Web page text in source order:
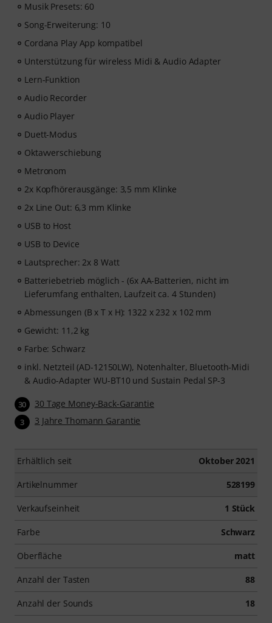
Musik Presets: 60
Song-Erweiterung: 10
Cordana Play App kompatibel
Unterstützung für wireless Midi & Audio Adapter
Lern-Funktion
Audio Recorder
Audio Player
Duett-Modus
Oktavverschiebung
Metronom
2x Kopfhörerausgänge: 3,5 mm Klinke
2x Line Out: 6,3 mm Klinke
USB to Host
USB to Device
Lautsprecher: 2x 8 Watt
Batteriebetrieb möglich - (6x AA-Batterien, nicht im
Lieferumfang enthalten, Laufzeit ca. 4 Stunden)
Abmessungen (B x T x H): 1322 x 232 x 102 mm
Gewicht: 11,2 kg
Farbe: Schwarz
inkl. Netzteil (AD-12150LW), Notenhalter, Bluetooth-Midi
& Audio-Adapter WU-BT10 und Sustain Pedal SP-3
30 30 Tage Money-Back-Garantie
3 3 Jahre Thomann Garantie
Erhältlich seit Oktober 2021
Artikelnummer 528199
Verkaufseinheit 1 Stück
Farbe Schwarz
Oberfläche matt
Anzahl der Tasten 88
Anzahl der Sounds 18